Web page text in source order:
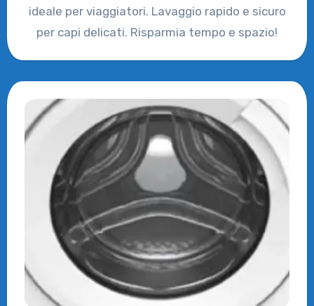
ideale per viaggiatori. Lavaggio rapido e sicuro
per capi delicati. Risparmia tempo e spazio!